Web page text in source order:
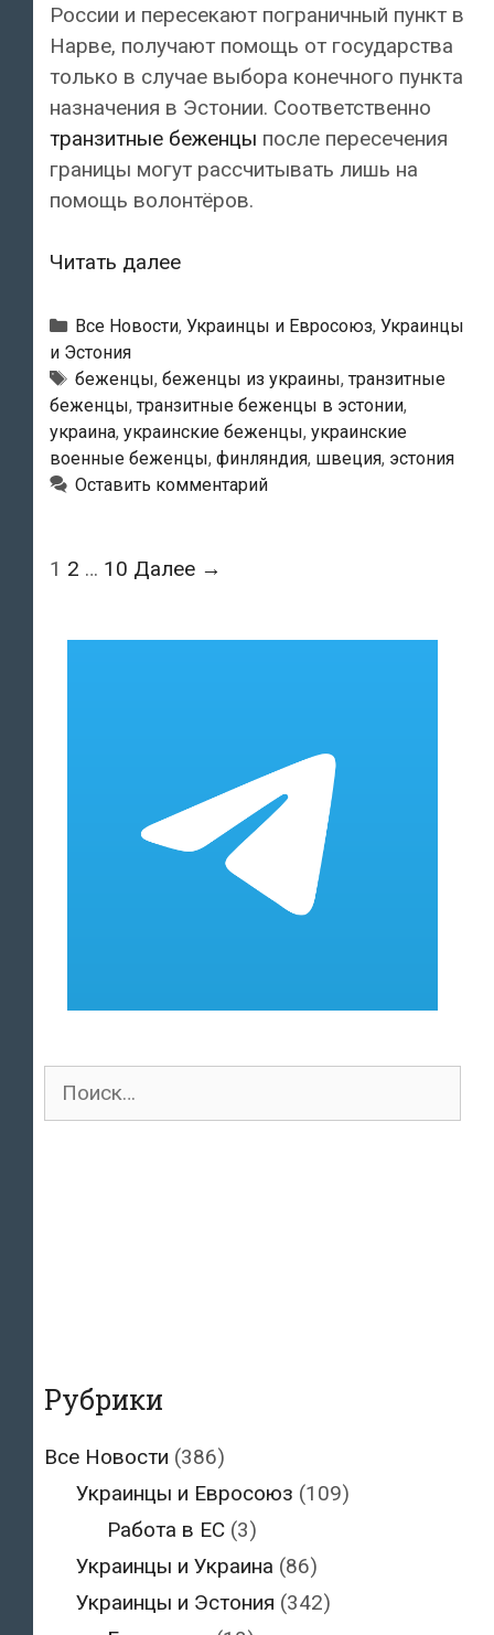
России и пересекают пограничный пункт в
Нарве, получают помощь от государства
только в случае выбора конечного пункта
назначения в Эстонии. Соответственно
транзитные беженцы после пересечения
границы могут рассчитывать лишь на
помощь волонтёров.
Читать далееТранзитные
в
могут
рассчитывать
лишь
на
Рубрики
Все Новости, Украинцы и Евросоюз, Украинцы
и Эстония
Метки
беженцы, беженцы из украины,транзитные
беженцы,транзитные беженцы в эстонии,
украина, украинские беженцы, украинские
военные беженцы, финляндия, швеция, эстония
Оставить комментарий
Навигация
1 2 … 10 Далее →
Поиск
Рубрики
Все Новости (386)
Украинцы и Евросоюз (109)
Работа в ЕС (3)
Украинцы и Украина (86)
Украинцы и Эстония (342)